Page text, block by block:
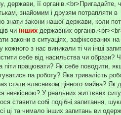
держави, її органів.<br>Пригадайте,
знайомим і друзям потрапляти в
знати закони нашої держави, коли
чи інших державних
закони в ситуаціях, зафіксованих на
з нас виникали ті чи інші
себе від насильства чи образи?
піти працювати? Як себе поводити,
па роботу? Яка тривалість
стати власником цінного майна? Як
неякісною? У реальних життєвих
ставити собі подібні запитання,
ці та чимало інших запитань ви